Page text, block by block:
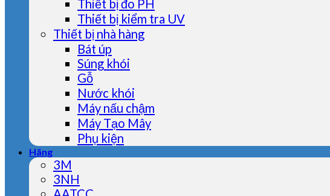
Thiết bị đo PH
Thiết bị kiểm tra UV
Thiết bị nhà hàng
Bát úp
Súng khói
Gỗ
Nước khói
Máy nấu chậm
Máy Tạo Mây
Phụ kiện
Hãng
3M
3NH